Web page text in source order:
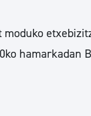
moduko
hamarkadan